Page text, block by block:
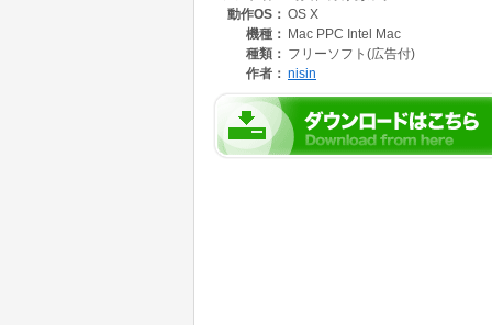
時計を回すとリアルタイムに写真が選択され
もちろん、こんなソフトでよければ、ビュー
動作OS： OS X
機種： Mac PPC Intel Mac
種類： フリーソフト(広告付)
作者： nisin